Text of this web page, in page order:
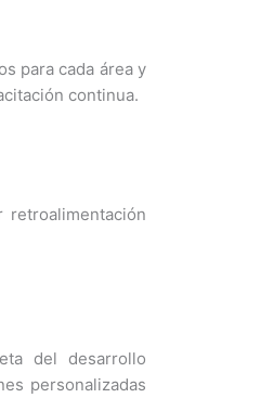
para cada área y
continua.
retroalimentación
del desarrollo
personalizadas